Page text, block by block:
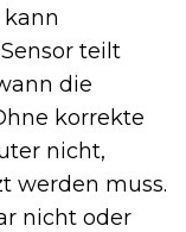
teilt
die
korrekte
nicht,
werden muss.
nicht oder